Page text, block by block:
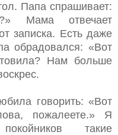
Папа спрашивает:
Мама отвечает
записка. Есть даже
обрадовался: «Вот
Нам больше
говорить: «Вот
пожалеете.» Я
такие